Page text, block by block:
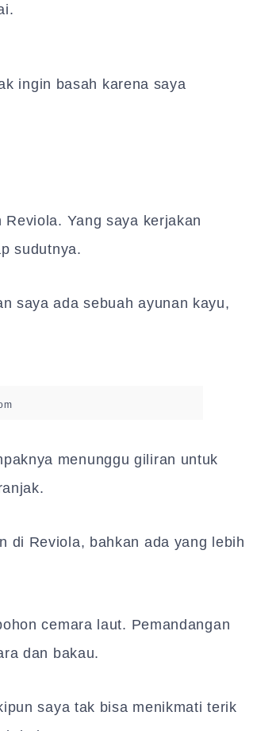
ingin basah karena saya
Yang saya kerjakan
sudutnya.
saya ada sebuah ayunan kayu,
menunggu giliran untuk
di Reviola, bahkan ada yang lebih
cemara laut. Pemandangan
dan bakau.
saya tak bisa menikmati terik